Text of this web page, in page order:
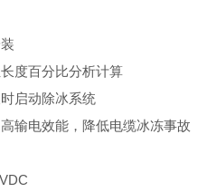
度百分比分析计算
启动除冰系统
输电效能，降低电缆冰冻事故